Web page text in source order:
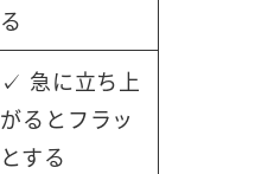
る
✓ 急に立ち上
がるとフラッ
とする